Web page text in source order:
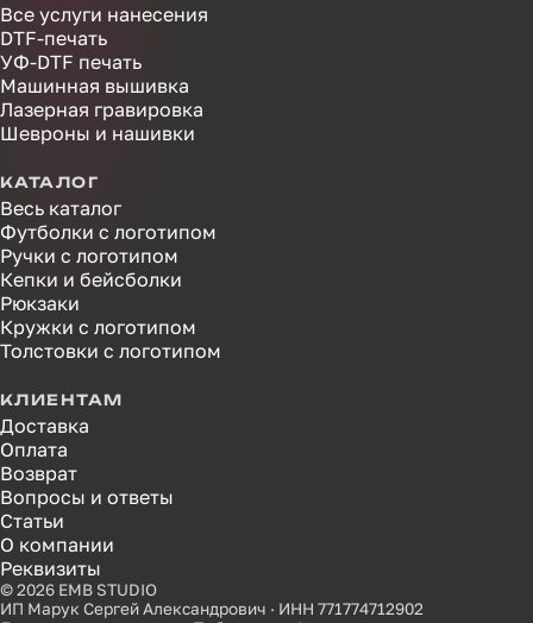
Все услуги нанесения
DTF-печать
УФ-DTF печать
Машинная вышивка
Лазерная гравировка
Шевроны и нашивки
КАТАЛОГ
Весь каталог
Футболки с логотипом
Ручки с логотипом
Кепки и бейсболки
Рюкзаки
Кружки с логотипом
Толстовки с логотипом
КЛИЕНТАМ
Доставка
Оплата
Возврат
Вопросы и ответы
Статьи
О компании
Реквизиты
© 2026 EMB STUDIO
ИП Марук Сергей Александрович · ИНН 771774712902